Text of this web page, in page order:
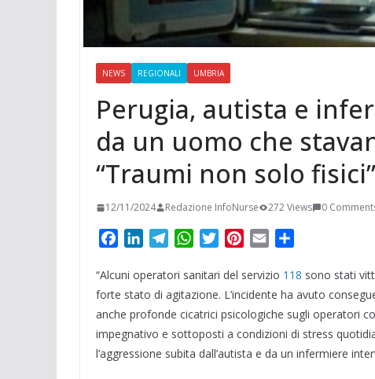
NEWS REGIONALI UMBRIA
Perugia, autista e
da un uomo che
“Traumi non solo fisici”
12/11/2024 Redazione InfoNurse 272 Views 0
c
e
b
o
o
n
k
e
d
I
l
e
g
r
a
W
a
t
s
A
p
i
t
t
e
r
n
t
e
r
e
a
i
l
n
d
i
v
i
“Alcuni operatori sanitari del servizio 118 sono stati
forte stato di agitazione. L’incidente ha avuto
anche profonde cicatrici psicologiche sugli operatori
impegnativo e sottoposti a condizioni di stress
l’aggressione subita dall’autista e da un infermiere